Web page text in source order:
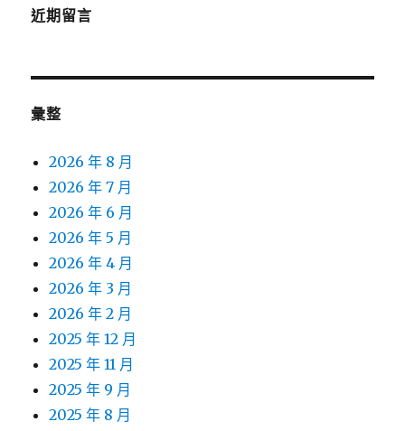
近期留言
彙整
2026 年 8 月
2026 年 7 月
2026 年 6 月
2026 年 5 月
2026 年 4 月
2026 年 3 月
2026 年 2 月
2025 年 12 月
2025 年 11 月
2025 年 9 月
2025 年 8 月